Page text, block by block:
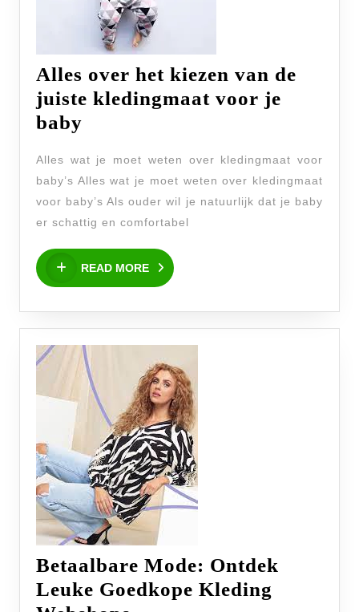
Alles over het kiezen van de
juiste kledingmaat voor je
baby
het
kiezen
van
juiste
kledingmaat
voor
baby
Alles wat je moet weten over kledingmaat voor
baby’s Alles wat je moet weten over kledingmaat
voor baby’s Als ouder wil je natuurlijk dat je baby
er schattig en comfortabel
READ MORE
READ
MORE
Betaalbare Mode: Ontdek
Leuke Goedkope Kleding